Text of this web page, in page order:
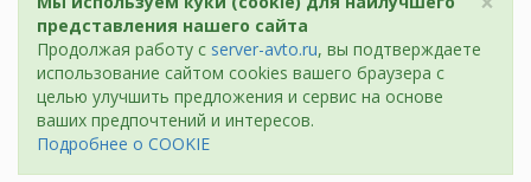
представления нашего сайта
Продолжая работу с server-avto.ru, вы подтверждаете
использование сайтом cookies вашего браузера с
целью улучшить предложения и сервис на основе
ваших предпочтений и интересов.
Подробнее о COOKIE